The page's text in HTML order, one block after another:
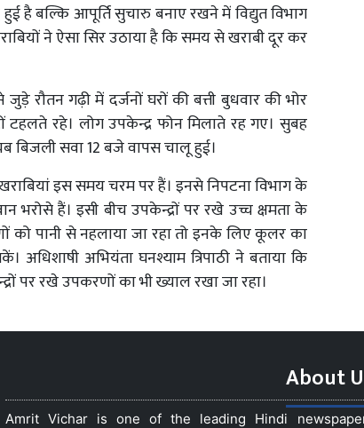
है बल्कि आपूर्ति सुचारु बनाए रखने में विद्युत विभाग
ने ऐसा सिर उठाया है कि समय से खराबी दूर कर
रौतन गढ़ी में दर्जनों घरों की बत्ती बुधवार की भोर
टहलते रहे। लोग उपकेन्द्र फोन मिलाते रह गए। सुबह
बिजली सवा 12 बजे वापस चालू हुई।
इस समय चरम पर हैं। इनसे निपटना विभाग के
भरोसे हैं। इसी बीच उपकेन्द्रों पर रखे उच्च क्षमता के
को पानी से नहलाया जा रहा तो इनके लिए कूलर का
अभियंता घनश्याम त्रिपाठी ने बताया कि
पर रखे उपकरणों का भी ख्याल रखा जा रहा।
About
Amrit Vichar is one of the leading Hindi